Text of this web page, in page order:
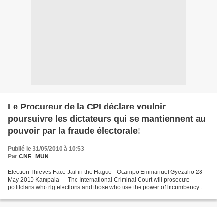
Le Procureur de la CPI déclare vouloir
poursuivre les dictateurs qui se mantiennent au
pouvoir par la fraude électorale!
Publié le 31/05/2010 à 10:53
Par CNR_MUN
Election Thieves Face Jail in the Hague - Ocampo Emmanuel Gyezaho 28
May 2010 Kampala — The International Criminal Court will prosecute
politicians who rig elections and those who use the power of incumbency to